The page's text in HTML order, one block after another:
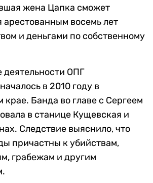
жена Цапка сможет
арестованным восемь лет
и деньгами по собственному
деятельности ОПГ
в 2010 году в
крае. Банда во главе с Сергеем
в станице Кущевская и
Следствие выяснило, что
причастны к убийствам,
грабежам и другим